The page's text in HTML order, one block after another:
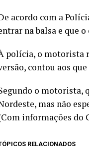
acordo com a
na balsa e que
polícia, o motorista
contou aos
o motorista,
mas não
informações do
RELACIONADOS